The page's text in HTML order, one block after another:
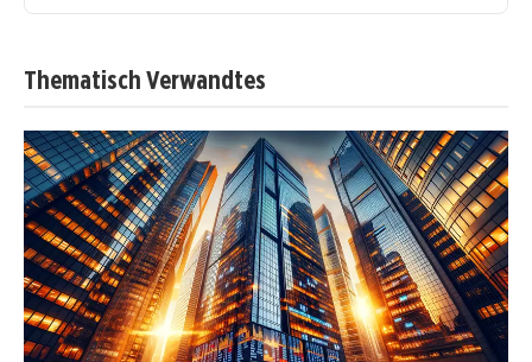
Thematisch Verwandtes